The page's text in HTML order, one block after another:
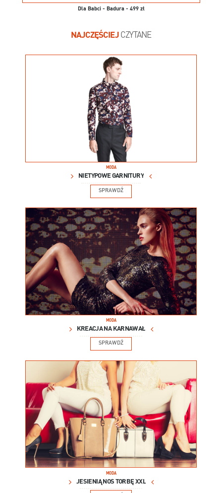
Dla Babci - Badura - 499 zł
NAJCZĘŚCIEJCZYTANE
MODA
NIETYPOWE GARNITURY
SPRAWDŹ
MODA
KREACJA NA KARNAWAŁ
SPRAWDŹ
MODA
JESIENIĄ NOŚ TORBĘ XXL